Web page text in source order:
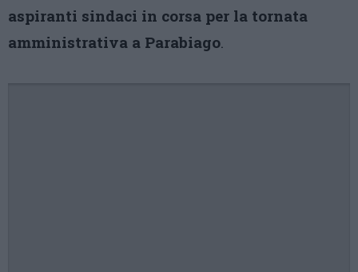
aspiranti sindaci in corsa per la tornata
amministrativa a Parabiago.